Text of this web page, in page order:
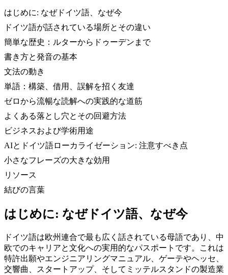
はじめに: なぜドイツ語、なぜ今
ドイツ語が話されている場所とその違い
簡単な歴史：ルターからドゥーデンまで
書き方と発音の基本
文法の動き
単語：構築、借用、誤解を招く友達
ゼロから流暢な読解への実践的な道筋
よくある落とし穴とその回避方法
ビジネスおよび学術用途
AIとドイツ語ローカライゼーション: 注意すべき点
小さなフレーズの大きな効用
リソース
結びの言葉
はじめに: なぜドイツ語、なぜ今
ドイツ語は欧州連合で最も広く話されている母語であり、中
欧でのキャリアと文化への実用的なパスポートです。これは
特許出願やエンジニアリングマニュアル、ゲーテやヘッセ、
交響曲、スタートアップ、そしてミッテルスタンドの製造業